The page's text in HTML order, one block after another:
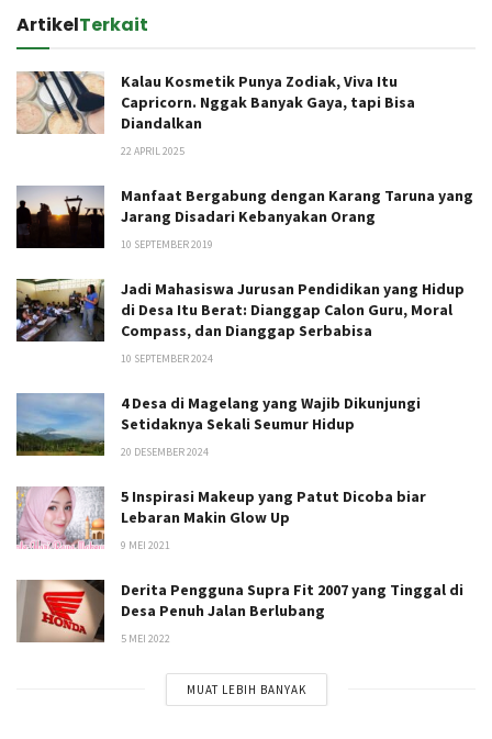
ArtikelTerkait
Kalau Kosmetik Punya Zodiak, Viva Itu
Capricorn. Nggak Banyak Gaya, tapi Bisa
Diandalkan
22 APRIL 2025
Manfaat Bergabung dengan Karang Taruna yang
Jarang Disadari Kebanyakan Orang
10 SEPTEMBER 2019
Jadi Mahasiswa Jurusan Pendidikan yang Hidup
di Desa Itu Berat: Dianggap Calon Guru, Moral
Compass, dan Dianggap Serbabisa
10 SEPTEMBER 2024
4 Desa di Magelang yang Wajib Dikunjungi
Setidaknya Sekali Seumur Hidup
20 DESEMBER 2024
5 Inspirasi Makeup yang Patut Dicoba biar
Lebaran Makin Glow Up
9 MEI 2021
Derita Pengguna Supra Fit 2007 yang Tinggal di
Desa Penuh Jalan Berlubang
5 MEI 2022
MUAT LEBIH BANYAK